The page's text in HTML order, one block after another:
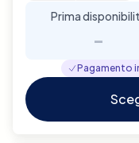
Prima
-
Pagamento